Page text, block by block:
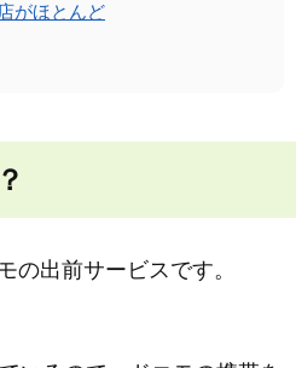
がほとんど
の出前サービスです。